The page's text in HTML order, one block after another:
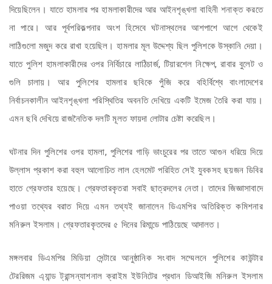
দিয়েছিলেন। যাতে হামলার পর হামলাকারীদের আর আইনশৃঙ্খলা বাহিনী শনাক্ত করতে
না পারে। আর পূর্বপরিকল্পনার অংশ হিসেবে ঘটনাস্থলের আশপাশে আগে থেকেই
লাঠিগুলো মজুদ করে রাখা হয়েছিল। হামলার মূল উদ্দেশ্য ছিল পুলিশকে উস্কানি দেয়া।
যাতে পুলিশ হামলাকারীদের ওপর নির্বিচারে লাঠিচার্জ, টিয়ারশেল নিক্ষেপ, রাবার বুলেট ও
গুলি চালায়। আর পুলিশের হামলার ছবিকে পুঁজি করে বহির্বিশ্বে বাংলাদেশের
নির্বাচনকালীন আইনশৃঙ্খলা পরিস্থিতির অবনতি দেখিয়ে একটি ইমেজ তৈরি করা যায়।
এমন ছবি দেখিয়ে রাজনৈতিক দলটি মূলত ফায়দা লোটার চেষ্টা করেছিল।
ঘটনার দিন পুলিশের ওপর হামলা, পুলিশের গাড়ি ভাংচুরের পর তাতে আগুন ধরিয়ে দিয়ে
উল্লাস প্রকাশ করা বহুল আলোচিত লাল হেলমেট পরিহিত সেই যুবকসহ ছয়জন ডিবির
হাতে গ্রেফতার হয়েছে। গ্রেফতারকৃতরা সবাই ছাত্রদলের নেতা। তাদের জিজ্ঞাসাবাদে
পাওয়া তথ্যের বরাত দিয়ে এমন তথ্যই জানালেন ডিএমপির অতিরিক্ত কমিশনার
মনিরুল ইসলাম। গ্রেফতারকৃতদের ৫ দিনের রিমান্ডে পাঠিয়েছে আদালত।
মঙ্গলবার ডিএমপির মিডিয়া সেন্টারে আনুষ্ঠানিক সংবাদ সম্মেলনে পুলিশের কাউন্টার
টেররিজম এ্যান্ড ট্রান্সন্যাশনাল ক্রাইম ইউনিটের প্রধান ডিআইজি মনিরুল ইসলাম